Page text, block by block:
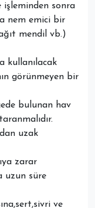
işleminden sonra
nem emici bir
mendil vb.)
kullanılacak
görünmeyen bir
bulunan hav
uzak
zarar
uzun süre
ve